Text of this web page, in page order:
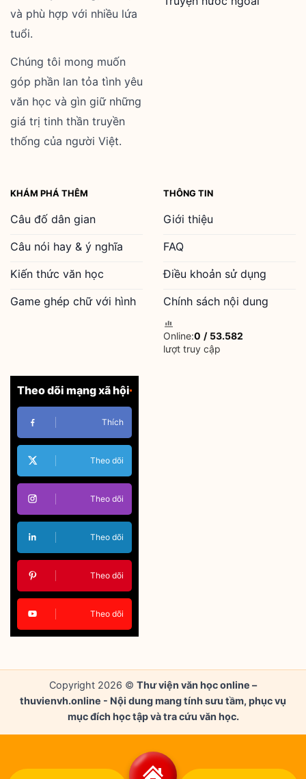
và phù hợp với nhiều lứa
tuổi.
Chúng tôi mong muốn
góp phần lan tỏa tình yêu
văn học và gìn giữ những
giá trị tinh thần truyền
thống của người Việt.
KHÁM PHÁ THÊM
Câu đố dân gian
Câu nói hay & ý nghĩa
Kiến thức văn học
Game ghép chữ với hình
THÔNG TIN
Giới thiệu
FAQ
Điều khoản sử dụng
Chính sách nội dung
Online:0 / 53.582
lượt truy cập
Theo dõi mạng xã hội
Thích
Theo dõi
Theo dõi
Theo dõi
Theo dõi
Theo dõi
Copyright 2026 © Thư viện văn học online –
thuvienvh.online - Nội dung mang tính sưu tầm, phục vụ
mục đích học tập và tra cứu văn học.